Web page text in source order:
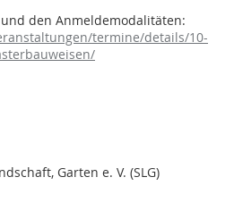
den Anmeldemodalitäten:
termine/details/10-
Garten e. V. (SLG)